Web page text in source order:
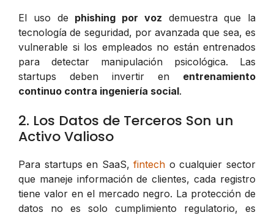
El uso de phishing por voz demuestra que la
tecnología de seguridad, por avanzada que sea, es
vulnerable si los empleados no están entrenados
para detectar manipulación psicológica. Las
startups deben invertir en entrenamiento
continuo contra ingeniería social.
2. Los Datos de Terceros Son un
Activo Valioso
Para startups en SaaS,fintech o cualquier sector
que maneje información de clientes, cada registro
tiene valor en el mercado negro. La protección de
datos no es solo cumplimiento regulatorio, es